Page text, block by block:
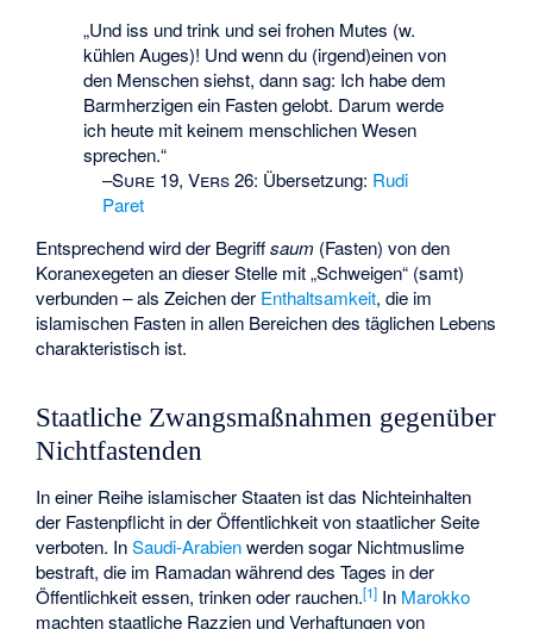
„Und iss und trink und sei frohen Mutes (w.
kühlen Auges)! Und wenn du (irgend)einen von
den Menschen siehst, dann sag: Ich habe dem
Barmherzigen ein Fasten gelobt. Darum werde
ich heute mit keinem menschlichen Wesen
sprechen.“
–Sure 19, Vers 26: Übersetzung: Rudi
Paret
Entsprechend wird der Begriffsaum (Fasten) von den
Koranexegeten an dieser Stelle mit „Schweigen“ (samt)
verbunden – als Zeichen der Enthaltsamkeit, die im
islamischen Fasten in allen Bereichen des täglichen Lebens
charakteristisch ist.
Staatliche Zwangsmaßnahmen gegenüber
Nichtfastenden
In einer Reihe islamischer Staaten ist das Nichteinhalten
der Fastenpflicht in der Öffentlichkeit von staatlicher Seite
verboten. InSaudi-Arabienwerden sogar Nichtmuslime
bestraft, die im Ramadan während des Tages in der
Öffentlichkeit essen, trinken oder rauchen.[1] In Marokko
machten staatliche Razzien und Verhaftungen von